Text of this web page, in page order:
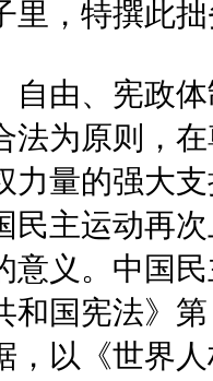
，特撰此拙
自由、宪政
法为原则，
力量的强大
民主运动再
意义。中国
和国宪法》
，以《世界